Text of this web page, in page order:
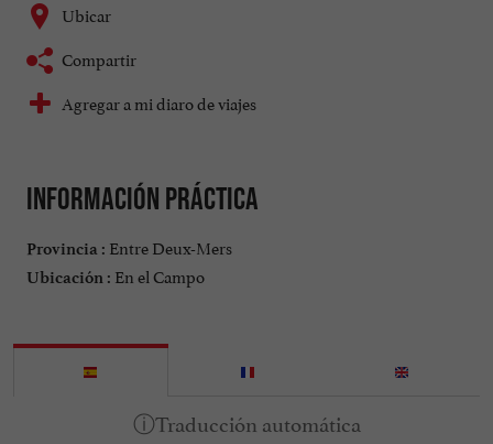
Ubicar
Compartir
Agregar a mi diaro de viajes
Información práctica
Provincia : Entre Deux-Mers
Ubicación : En el Campo